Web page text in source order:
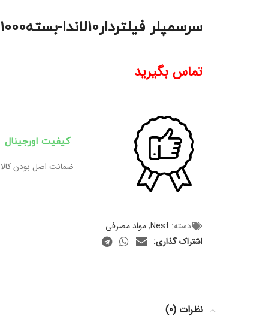
سرسمپلر فیلتردار10لاندا-بسته1000عددی
تماس بگیرید
کیفیت اورجینال
ضمانت اصل بودن کالا
دسته: Nest
,مواد مصرفی
اشتراک گذاری:
نظرات (0)